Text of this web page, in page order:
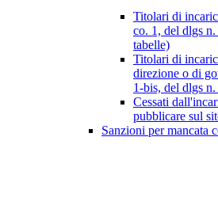
Titolari di
co. 1, del dlgs
tabelle)
Titolari di
direzione o di
1-bis, del dlgs
Cessati
pubblicare sul
Sanzioni per mancata